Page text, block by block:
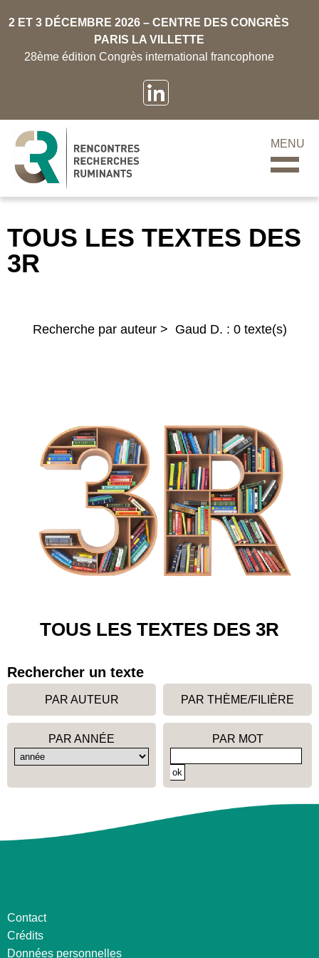
2 ET 3 DÉCEMBRE 2026 – CENTRE DES CONGRÈS
PARIS LA VILLETTE
28ème édition Congrès international francophone
MENU
TOUS LES TEXTES DES
3R
Recherche par auteur > Gaud D. : 0 texte(s)
TOUS LES TEXTES DES 3R
Rechercher un texte
PAR AUTEUR PAR THÈME/FILIÈRE
PAR ANNÉE PAR MOT
Contact
Crédits
Données personnelles